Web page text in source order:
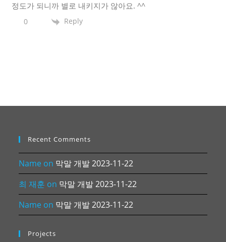
정도가 되니까 별로 내키지가 않아요. ^^
0 Reply
Recent Comments
Name on 막말 개발 2023-11-22
최 재훈 on 막말 개발 2023-11-22
Name on 막말 개발 2023-11-22
Projects